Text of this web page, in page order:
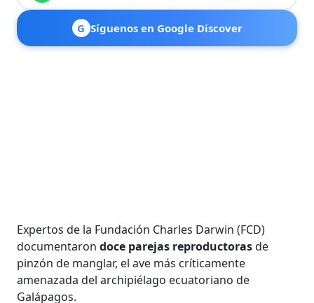
G Síguenos en Google Discover
Expertos de la Fundación Charles Darwin (FCD)
documentarondoce parejas reproductorasde
pinzón de manglar, el ave más críticamente
amenazada del archipiélago ecuatoriano de
Galápagos.